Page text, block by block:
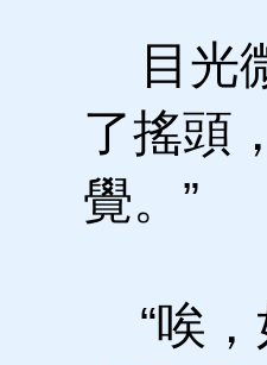
目光
了搖頭
覺。”
“唉，